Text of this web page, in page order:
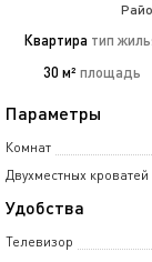
Квартира тип
30 м² площадь
Параметры
Комнат
Двухместных кроватей
Удобства
Телевизор